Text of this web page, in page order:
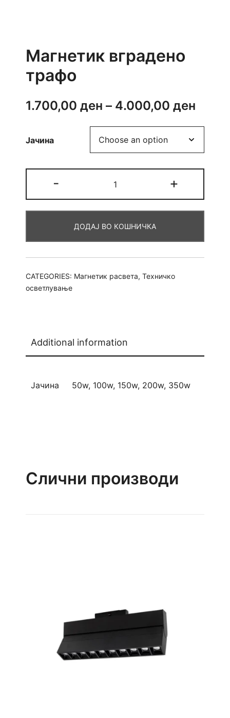
Магнетик вградено
трафо
1.700,00 ден – 4.000,00 ден
Јачина
-
вградено
трафо
+
ДОДАЈ ВО КОШНИЧКА
CATEGORIES: Магнетик расвета, Техничко
осветлување
Additional information
Јачина 50w, 100w, 150w, 200w, 350w
Слични производи